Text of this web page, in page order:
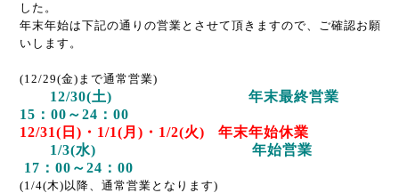
した。
年末年始は下記の通りの営業とさせて頂きますので、ご確認お願
いします。
(12/29(金)まで通常営業)
12/30(土) 年末最終営業
15：00～24：00
12/31(日)・1/1(月)・1/2(火) 年末年始休業
1/3(水) 年始営業
17：00～24：00
(1/4(木)以降、通常営業となります)